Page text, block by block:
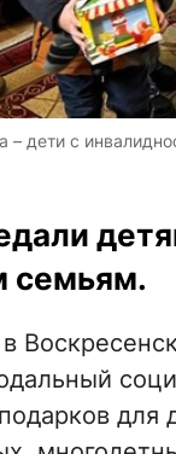
– дети с
семьям.
для